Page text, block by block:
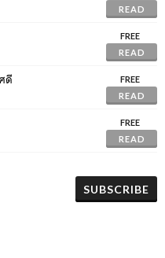
READ
FREE
READ
ดี
FREE
READ
FREE
READ
SUBSCRIBE